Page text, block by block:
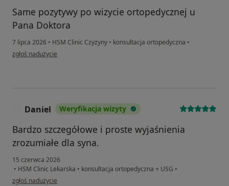
Same pozytywy po wizycie ortopedycznej u
Pana Doktora
7 lipca 2026 • HSM Clinic Czyżyny • konsultacja ortopedyczna •
w opinii użytkownika Przemysław Kołaj
zgłoś nadużycie
Daniel Weryfikacja wizyty
Bardzo szczegółowe i proste wyjaśnienia
zrozumiałe dla syna.
15 czerwca 2026
• HSM Clinic Lekarska • konsultacja ortopedyczna + USG •
w opinii użytkownika Daniel
zgłoś nadużycie